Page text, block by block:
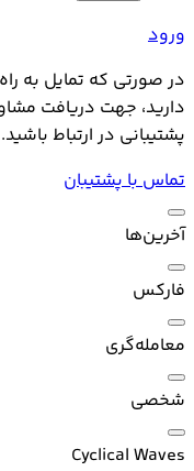
ورود
در صورتی که تمایل به
دارید، جهت دریافت
پشتیبانی در ارتباط باشید.
تماس با پشتیبان
آخرین‌ها
فارکس
معامله‌گری
شخصی
Cyclical Waves